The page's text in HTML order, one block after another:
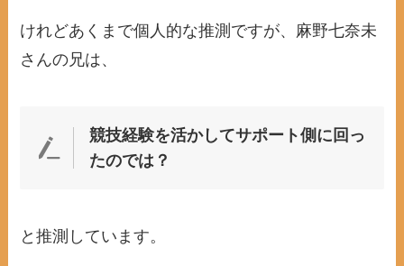
けれどあくまで個人的な推測ですが、麻野七奈未
さんの兄は、
競技経験を活かしてサポート側に回っ
たのでは？
と推測しています。